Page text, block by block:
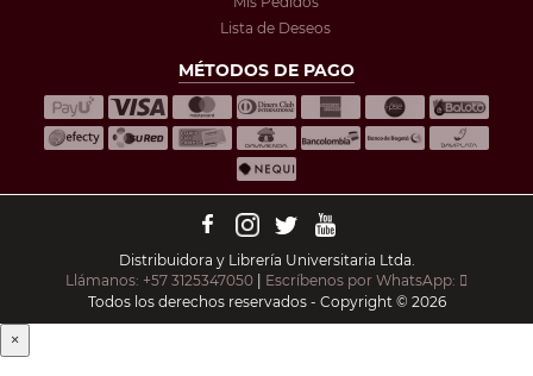
Lista de Deseos
MÉTODOS DE PAGO
Distribuidora y Librería Universitaria Ltda.
Llámanos: +57 3125347050 | Escríbenos por WhatsApp:
Todos los derechos reservados - Copyright © 2026
×